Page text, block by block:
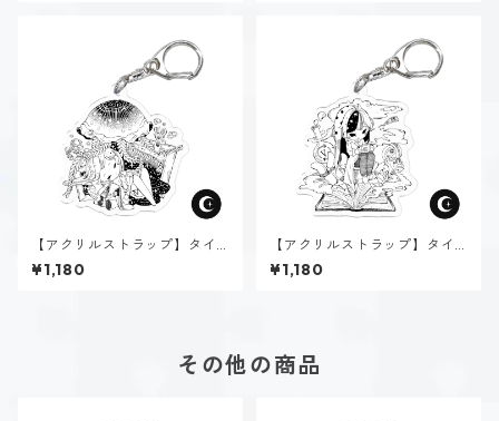
【アクリルストラップ】タイ
プ４-感じる人（ダーク）
¥1,180
【アクリルストラップ】タイ
プ５-考える人（ダーク）
¥1,180
その他の商品